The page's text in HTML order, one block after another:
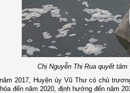
Chị Nguyễn Thị Rua quyết
2017, Huyện ủy Vũ Thư có chủ
đến năm 2020, định hướng đến năm